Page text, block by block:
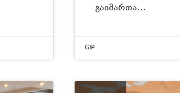
გაიმართა…
GIP